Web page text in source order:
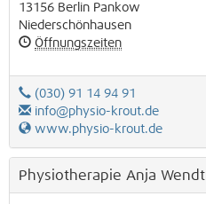
13156 Berlin Pankow
Niederschönhausen
Öffnungszeiten
(030) 91 14 94 91
info@physio-krout.de
www.physio-krout.de
Physiotherapie Anja Wendt